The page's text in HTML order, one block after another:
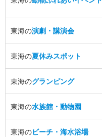
東海の演劇・講演会
東海の夏休みスポット
東海のグランピング
東海の水族館・動物園
東海のビーチ・海水浴場